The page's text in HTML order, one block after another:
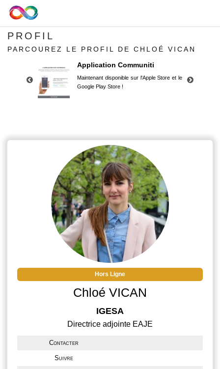
PROFIL
PARCOUREZ LE PROFIL DE CHLOÉ VICAN
Application Communiti
Maintenant disponible sur l'Apple Store et le
Google Play Store !
Google Play Store !
Hors Ligne
Chloé VICAN
IGESA
Directrice adjointe EAJE
Contacter
Suivre